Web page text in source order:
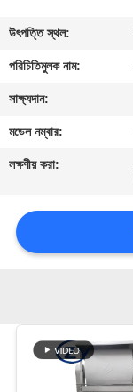
যোগাযোগ
করুন
খবর
উদ্ধৃতির
জন্য
সাইট
ম্যাপ
উৎপত্তি স্থল:
পরিচিতিমুলক নাম:
সাক্ষ্যদান:
মডেল নম্বার:
লক্ষণীয় করা: